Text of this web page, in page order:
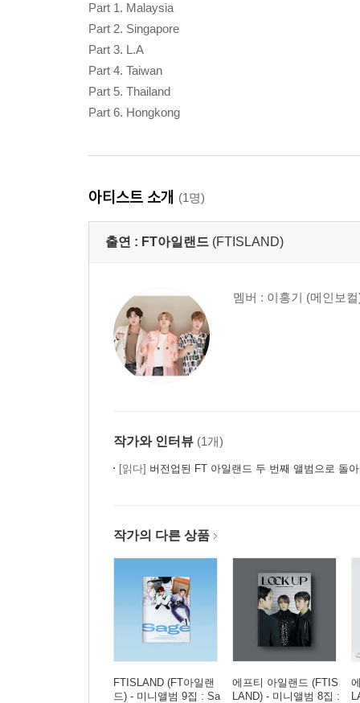
Part 1. Malaysia
Part 2. Singapore
Part 3. L.A
Part 4. Taiwan
Part 5. Thailand
Part 6. Hongkong
아티스트 소개 (1명)
출연 : FT아일랜드 (FTISLAND)
멤버 : 이홍기 (메인보
작가와 인터뷰 (1개)
[읽다] 버전업된 FT 아일랜드 두 번째 앨범으로 돌
작가의 다른 상품
FTISLAND (FT아일랜
드) - 미니앨범 9집 : Sa
에프티 아일랜드 (FTIS
LAND) - 미니앨범 8집 :